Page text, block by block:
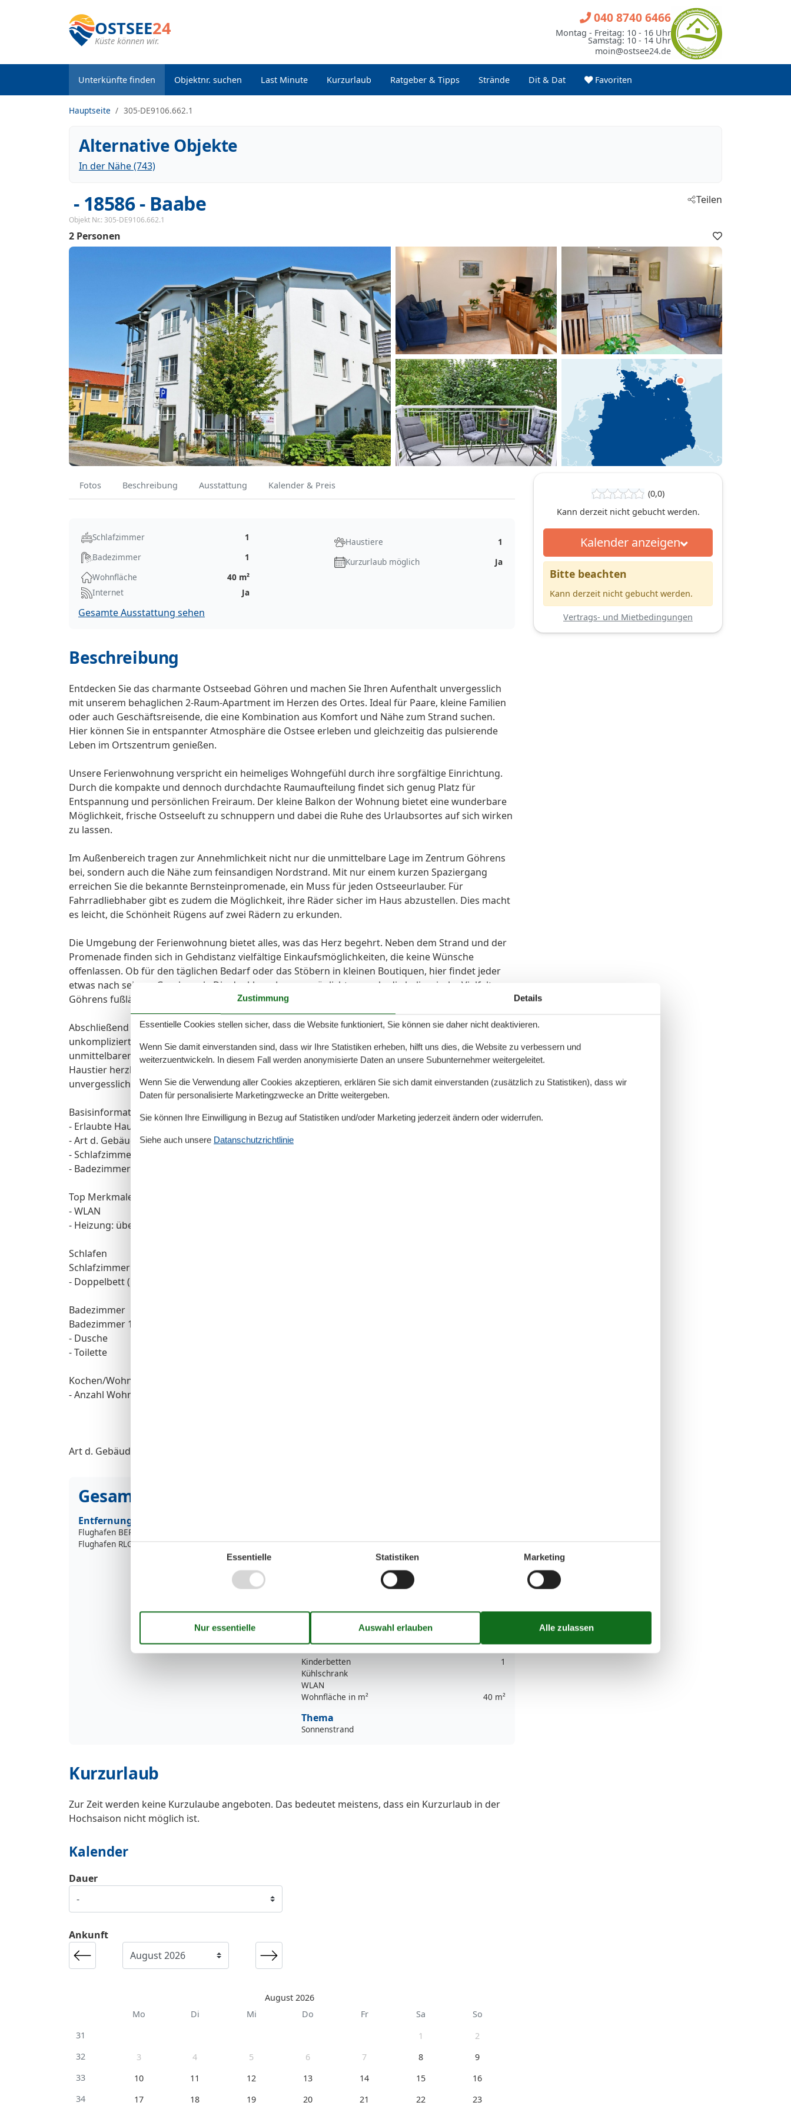
OSTSEE24
Küste können wir.
Unterkünfte finden Objektnr. suchen Last Minute Kurzurlaub Ratgeber & Tipps Strände Dit & Dat Favoriten
040 8740 6466
Montag - Freitag: 10 - 16 Uhr
Samstag: 10 - 14 Uhr
moin@ostsee24.de
Hauptseite 305-DE9106.662.1
Alternative Objekte
In der Nähe (743)
- 18586 - Baabe
Objekt Nr.: 305-DE9106.662.1
Teilen
2 Personen
Fotos Beschreibung Ausstattung Kalender & Preis
Schlafzimmer
1
Badezimmer
1
Wohnfläche
40 m²
Haustiere
1
Kurzurlaub möglich
Ja
Internet Ja
Gesamte Ausstattung sehen
Beschreibung
Entdecken Sie das charmante Ostseebad Göhren und machen Sie Ihren Aufenthalt unvergesslich
mit unserem behaglichen 2-Raum-Apartment im Herzen des Ortes. Ideal für Paare, kleine Familien
oder auch Geschäftsreisende, die eine Kombination aus Komfort und Nähe zum Strand suchen.
Hier können Sie in entspannter Atmosphäre die Ostsee erleben und gleichzeitig das pulsierende
Leben im Ortszentrum genießen.
Unsere Ferienwohnung verspricht ein heimeliges Wohngefühl durch ihre sorgfältige Einrichtung.
Durch die kompakte und dennoch durchdachte Raumaufteilung findet sich genug Platz für
Entspannung und persönlichen Freiraum. Der kleine Balkon der Wohnung bietet eine wunderbare
Möglichkeit, frische Ostseeluft zu schnuppern und dabei die Ruhe des Urlaubsortes auf sich wirken
zu lassen.
Im Außenbereich tragen zur Annehmlichkeit nicht nur die unmittelbare Lage im Zentrum Göhrens
bei, sondern auch die Nähe zum feinsandigen Nordstrand. Mit nur einem kurzen Spaziergang
erreichen Sie die bekannte Bernsteinpromenade, ein Muss für jeden Ostseeurlauber. Für
Fahrradliebhaber gibt es zudem die Möglichkeit, ihre Räder sicher im Haus abzustellen. Dies macht
es leicht, die Schönheit Rügens auf zwei Rädern zu erkunden.
Die Umgebung der Ferienwohnung bietet alles, was das Herz begehrt. Neben dem Strand und der
Promenade finden sich in Gehdistanz vielfältige Einkaufsmöglichkeiten, die keine Wünsche
offenlassen. Ob für den täglichen Bedarf oder das Stöbern in kleinen Boutiquen, hier findet jeder
etwas nach seinem Geschmack. Die dankbare Lage ermöglicht es auch, die kulinarische Vielfalt
Göhrens fußläufig zu entdecken und sich von den regionalen Spezialitäten verwöhnen zu lassen.
Abschließend ist unser 2-Raum-Apartment die perfekte Wahl für einen erholsamen und
unkomplizierten Aufenthalt an der Ostsee. Genießen Sie die Vorteile der zentralen Lage, der
unmittelbaren Strandnähe und der gastfreundlichen Atmosphäre, die sowohl Sie als auch Ihr
Haustier herzlich willkommen heißt. Lassen Sie sich die Chance nicht entgehen, in Göhren eine
unvergessliche Zeit zu verbringen.
Basisinformationen
- Erlaubte Haustiere: 1
- Art d. Gebäudes: Mehrparteienhaus
- Schlafzimmeranzahl: 1
- Badezimmeranzahl: 1
Top Merkmale
- WLAN
- Heizung: überall
Schlafen
Schlafzimmer 1
- Doppelbett (1,80m Breite)
Badezimmer
Badezimmer 1
- Dusche
- Toilette
Kochen/Wohnen
- Anzahl Wohnzimmer: 1
Art d. Gebäudes: Mehrparteienhaus.
Gesamte Ausstattung
Entfernung
Flughafen BER
Flughafen RLG
160,7 km
Anzahl der Zimmer
2
Anzahl Schlafzimmer
Haustiere
1
Kinderbetten
1
Kühlschrank
WLAN
Wohnfläche in m²
40 m²
Thema
Sonnenstrand
Kurzurlaub
Zur Zeit werden keine Kurzulaube angeboten. Das bedeutet meistens, dass ein Kurzurlaub in der
Hochsaison nicht möglich ist.
Kalender
Ankunft
August 2026
Mo
Di Mi Do Fr Sa
So
31
1
2
32
3 4 5 6 7 8
9
33
10 11 12 13 14 15
16
34
17 18 19 20 21 22 23
Dauer
(0,0)
Kann derzeit nicht gebucht werden.
Kalender anzeigen
Bitte beachten
Kann derzeit nicht gebucht werden.
Vertrags- und Mietbedingungen
Zustimmung Details
Essentielle Cookies stellen sicher, dass die Website funktioniert, Sie können sie daher nicht deaktivieren.
Wenn Sie damit einverstanden sind, dass wir Ihre Statistiken erheben, hilft uns dies, die Website zu verbessern und
weiterzuentwickeln. In diesem Fall werden anonymisierte Daten an unsere Subunternehmer weitergeleitet.
Wenn Sie die Verwendung aller Cookies akzeptieren, erklären Sie sich damit einverstanden (zusätzlich zu Statistiken), dass wir
Daten für personalisierte Marketingzwecke an Dritte weitergeben.
Sie können Ihre Einwilligung in Bezug auf Statistiken und/oder Marketing jederzeit ändern oder widerrufen.
Siehe auch unsere Datanschutzrichtlinie
Essentielle Statistiken Marketing